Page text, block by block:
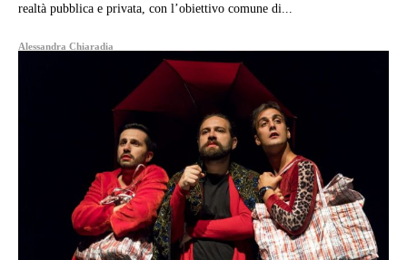
realtà pubblica e privata, con l’obiettivo comune di...
Alessandra Chiaradia